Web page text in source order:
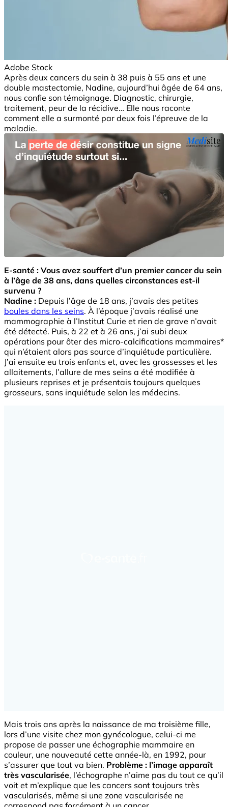
Adobe Stock
Après deux cancers du sein à 38 puis à 55 ans et une
double mastectomie, Nadine, aujourd’hui âgée de 64 ans,
nous confie son témoignage. Diagnostic, chirurgie,
traitement, peur de la récidive… Elle nous raconte
comment elle a surmonté par deux fois l’épreuve de la
maladie.
E-santé : Vous avez souffert d’un premier cancer du sein
à l’âge de 38 ans, dans quelles circonstances est-il
survenu ?
Nadine : Depuis l’âge de 18 ans, j’avais des petites
boules dans les seins. À l’époque j’avais réalisé une
mammographie à l’Institut Curie et rien de grave n’avait
été détecté. Puis, à 22 et à 26 ans, j’ai subi deux
opérations pour ôter des micro-calcifications mammaires*
qui n’étaient alors pas source d’inquiétude particulière.
J’ai ensuite eu trois enfants et, avec les grossesses et les
allaitements, l’allure de mes seins a été modifiée à
plusieurs reprises et je présentais toujours quelques
grosseurs, sans inquiétude selon les médecins.
Mais trois ans après la naissance de ma troisième fille,
lors d’une visite chez mon gynécologue, celui-ci me
propose de passer une échographie mammaire en
couleur, une nouveauté cette année-là, en 1992, pour
s’assurer que tout va bien. Problème : l’image apparaît
très vascularisée, l’échographe n’aime pas du tout ce qu’il
voit et m’explique que les cancers sont toujours très
vascularisés, même si une zone vascularisée ne